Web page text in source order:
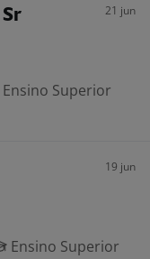
21 jun
Ensino Superior
19 jun
Ensino Superior